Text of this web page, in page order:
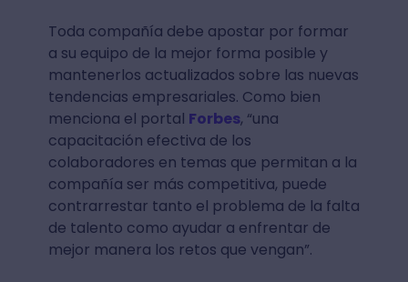
Toda compañía debe apostar por formar
a su equipo de la mejor forma posible y
mantenerlos actualizados sobre las nuevas
tendencias empresariales. Como bien
menciona el portal Forbes, “una
capacitación efectiva de los
colaboradores en temas que permitan a la
compañía ser más competitiva, puede
contrarrestar tanto el problema de la falta
de talento como ayudar a enfrentar de
mejor manera los retos que vengan”.